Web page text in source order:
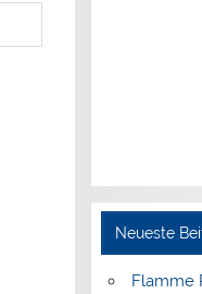
Neueste
Flamme